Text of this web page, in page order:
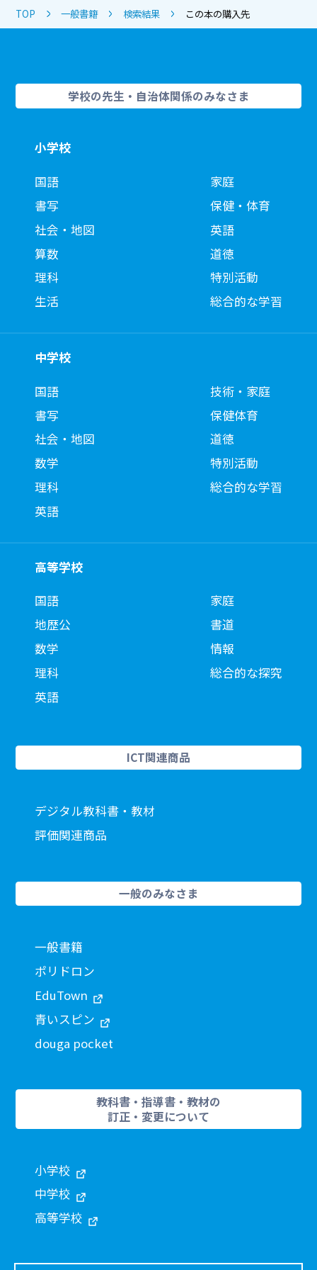
TOP 一般書籍 検索結果 この本の購入先
学校の先生・自治体関係のみなさま
小学校
国語
書写
社会・地図
算数
理科
生活
家庭
保健・体育
英語
道徳
特別活動
総合的な学習
中学校
国語
書写
社会・地図
数学
理科
英語
技術・家庭
保健体育
道徳
特別活動
総合的な学習
高等学校
国語
地歴公
数学
理科
英語
家庭
書道
情報
総合的な探究
ICT関連商品
デジタル教科書・教材
評価関連商品
一般のみなさま
一般書籍
ポリドロン
EduTown
青いスピン
douga pocket
教科書・指導書・教材の
訂正・変更について
小学校
中学校
高等学校